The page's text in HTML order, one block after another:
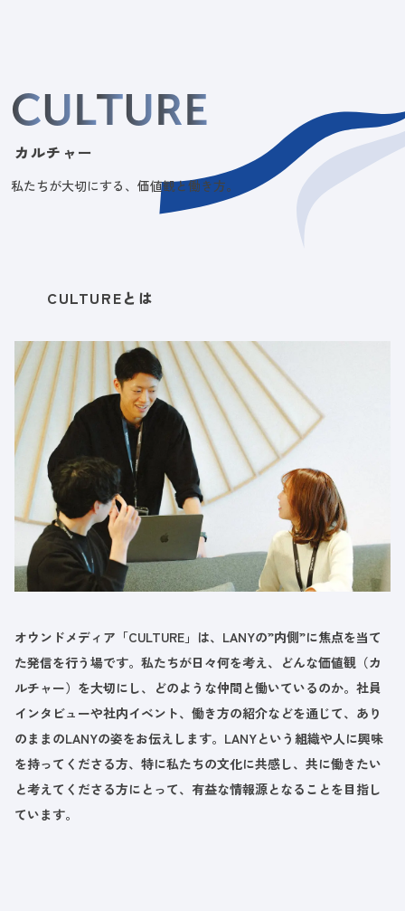
CULTURE
カルチャー
私たちが大切にする、価値観と働き方。
CULTUREとは
オウンドメディア「CULTURE」は、LANYの”内側”に焦点を当て
た発信を行う場です。私たちが日々何を考え、どんな価値観（カ
ルチャー）を大切にし、どのような仲間と働いているのか。社員
インタビューや社内イベント、働き方の紹介などを通じて、あり
のままのLANYの姿をお伝えします。LANYという組織や人に興味
を持ってくださる方、特に私たちの文化に共感し、共に働きたい
と考えてくださる方にとって、有益な情報源となることを目指し
ています。